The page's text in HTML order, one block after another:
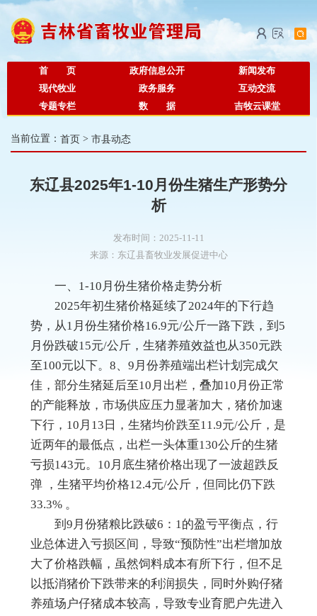
首 页 政府信息公开
新闻发布
现代牧业
政务服务
互动交流
专题专栏
数 据 吉牧云课堂
当前位置： 首页 > 市县动态
东辽县2025年1-10月份生猪生产形势分
析
发布时间：2025-11-11
来源： 东辽县畜牧业发展促进中心
一、1-10月份生猪价格走势分析
2025年初生猪价格延续了2024年的下行趋
势，从1月份生猪价格16.9元/公斤一路下跌，到5
月份跌破15元/公斤，生猪养殖效益也从350元跌
至100元以下。8、9月份养殖端出栏计划完成欠
佳，部分生猪延后至10月出栏，叠加10月份正常
的产能释放，市场供应压力显著加大，猪价加速
下行，10月13日，生猪均价跌至11.9元/公斤，是
近两年的最低点，出栏一头体重130公斤的生猪
亏损143元。10月底生猪价格出现了一波超跌反
弹 ，生猪平均价格12.4元/公斤，但同比仍下跌
33.3% 。
到9月份猪粮比跌破6：1的盈亏平衡点，行
业总体进入亏损区间，导致“预防性”出栏增加放
大了价格跌幅，虽然饲料成本有所下行，但不足
以抵消猪价下跌带来的利润损失，同时外购仔猪
养殖场户仔猪成本较高，导致专业育肥户先进入